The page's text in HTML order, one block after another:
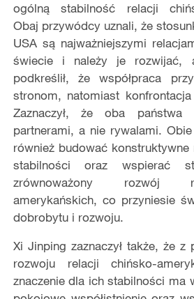
ogólną stabilność relacji
Obaj przywódcy uznali, że
USA są najważniejszymi
świecie i należy je rozwijać,
podkreślił, że współpraca
stronom, natomiast
Zaznaczył, że oba państwa
partnerami, a nie rywalami.
również budować konstruktywne
stabilności oraz wspierać
zrównoważony rozwój
amerykańskich, co przyniesie
dobrobytu i rozwoju.
Xi Jinping zaznaczył także, że z
rozwoju relacji chińsko-
znaczenie dla ich stabilności ma